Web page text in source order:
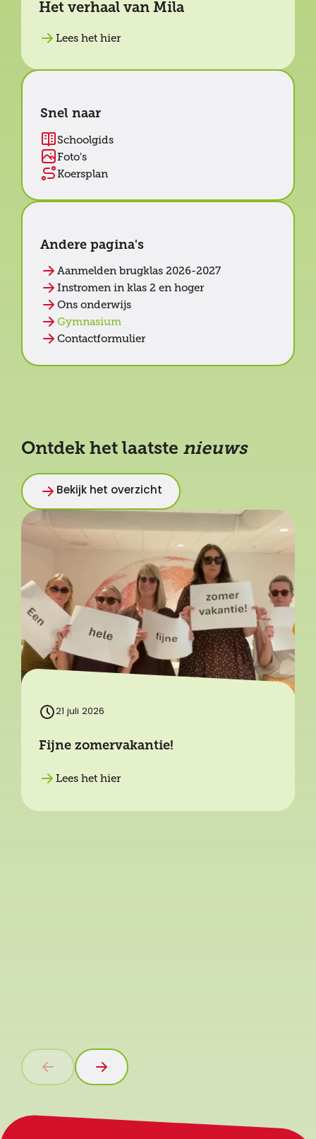
Het verhaal van Mila
Lees het hier
Snel naar
Schoolgids
Foto's
Koersplan
Andere pagina's
Aanmelden brugklas 2026-2027
Instromen in klas 2 en hoger
Ons onderwijs
Gymnasium
Contactformulier
Ontdek het laatste nieuws
Bekijk het overzicht
21 juli 2026
Fijne zomervakantie!
Lees het hier